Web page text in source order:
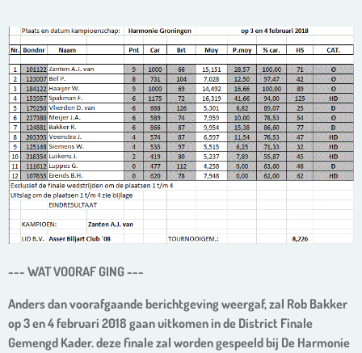
--- WAT VOORAF GING ---
Anders dan voorafgaande berichtgeving weergaf, zal Rob Bakker
op 3 en 4 februari 2018 gaan uitkomen in de District Finale
Gemengd Kader. deze finale zal worden gespeeld bij De Harmonie